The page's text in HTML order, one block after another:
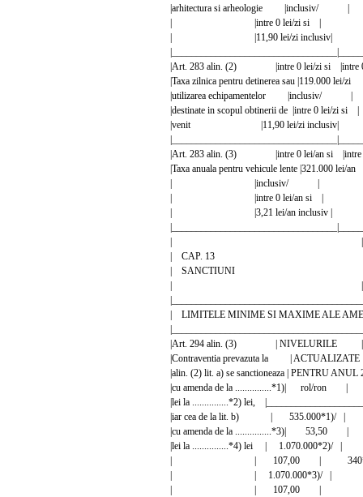
|arhitectura si arheologie
| |intre 0 lei/zi si |
| |11,90 lei/zi
|Art. 283 alin. (2) |intre 0 lei/zi si |intre
|Taxa zilnica pentru detinerea sau |119.000
|utilizarea echipamentelor
|destinate in scopul obtinerii de |intre
|venit |11,90 lei/zi
|Art. 283 alin. (3) |intre 0 lei/an si |intre
|Taxa anuala pentru vehicule lente |321.000
| |inclusiv/ |
| |intre 0 lei/an si
| |3,21 lei/an
| |
| CAP. 13
|
| |
| LIMITELE MINIME SI MAXIME ALE
|Art. 294 alin. (3) | NIVELURILE
|Contraventia prevazuta la |
|alin. (2) lit. a) se sanctioneaza | PENTRU
|cu amenda de la ...............*1)|
|lei la ...............*2) lei,
|iar cea de la lit. b) | 535.000*1)/
|cu amenda de la ...............*3)|
|lei la ...............*4) lei | 1.070.000*2)/
| | 107,00 |
| | 1.070.000*3)/
| | 107,00 |